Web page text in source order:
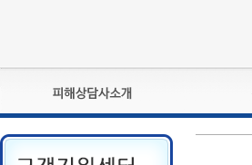
피해상담사란?
자격관리규정